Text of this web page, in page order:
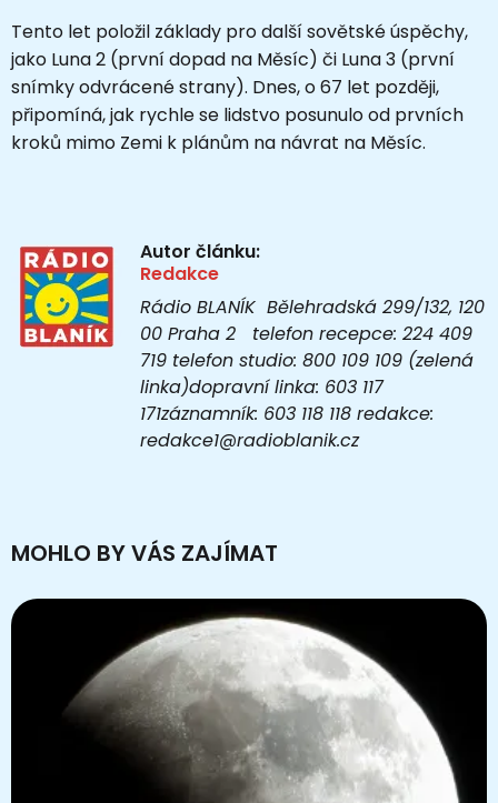
Tento let položil základy pro další sovětské úspěchy,
jako Luna 2 (první dopad na Měsíc) či Luna 3 (první
snímky odvrácené strany). Dnes, o 67 let později,
připomíná, jak rychle se lidstvo posunulo od prvních
kroků mimo Zemi k plánům na návrat na Měsíc.
Autor článku:
Redakce
Rádio BLANÍK Bělehradská 299/132, 120
00 Praha 2 telefon recepce: 224 409
719 telefon studio: 800 109 109 (zelená
linka)dopravní linka: 603 117
171záznamník: 603 118 118 redakce:
redakce1@radioblanik.cz
MOHLO BY VÁS ZAJÍMAT